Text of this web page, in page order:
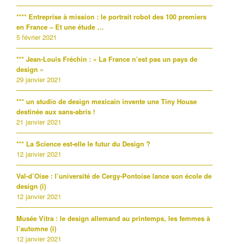
**** Entreprise à mission : le portrait robot des 100 premiers
en France – Et une étude …
5 février 2021
*** Jean-Louis Fréchin : « La France n’est pas un pays de
design »
29 janvier 2021
*** un studio de design mexicain invente une Tiny House
destinée aux sans-abris !
21 janvier 2021
*** La Science est-elle le futur du Design ?
12 janvier 2021
Val-d’Oise : l’université de Cergy-Pontoise lance son école de
design (i)
12 janvier 2021
Musée Vitra : le design allemand au printemps, les femmes à
l’automne (i)
12 janvier 2021